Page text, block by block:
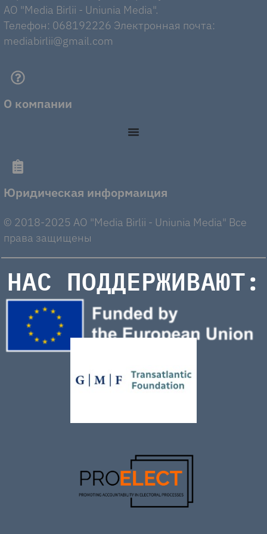
AO "Media Birlii - Uniunia Media".
Телефон: 068192226 Электронная почта:
mediabirlii@gmail.com
О компании
Юридическая информаиция
© 2018-2025 AO "Media Birlii - Uniunia Media" Все
права защищены
НАС ПОДДЕРЖИВАЮТ: